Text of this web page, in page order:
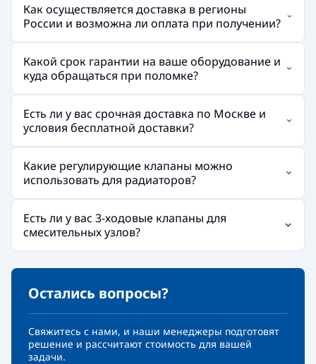
Как осуществляется доставка в регионы
России и возможна ли оплата при получении?
Какой срок гарантии на ваше оборудование и
куда обращаться при поломке?
Есть ли у вас срочная доставка по Москве и
условия бесплатной доставки?
Какие регулирующие клапаны можно
использовать для радиаторов?
Есть ли у вас 3-ходовые клапаны для
смесительных узлов?
Остались вопросы?
Свяжитесь с нами, и наши менеджеры подготовят
решение и рассчитают стоимость для вашей
задачи.